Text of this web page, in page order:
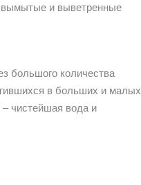
вымытые и выветренные
большого количества
в больших и малых
– чистейшая вода и